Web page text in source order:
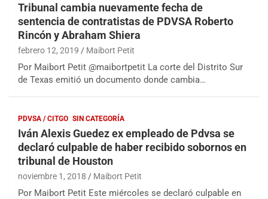
Tribunal cambia nuevamente fecha de
sentencia de contratistas de PDVSA Roberto
Rincón y Abraham Shiera
febrero 12, 2019 Maibort Petit
Por Maibort Petit @maibortpetit La corte del Distrito Sur
de Texas emitió un documento donde cambia…
PDVSA / CITGO SIN CATEGORÍA
Iván Alexis Guedez ex empleado de Pdvsa se
declaró culpable de haber recibido sobornos en
tribunal de Houston
noviembre 1, 2018 Maibort Petit
Por Maibort Petit Este miércoles se declaró culpable en